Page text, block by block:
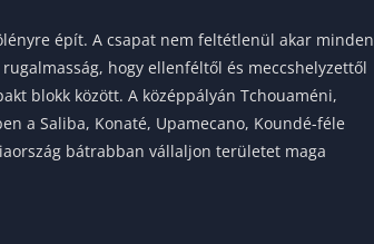
épít. A csapat nem feltétlenül akar minden
hogy ellenféltől és meccshelyzettől
blokk között. A középpályán Tchouaméni,
a Saliba, Konaté, Upamecano, Koundé-féle
bátrabban vállaljon területet maga